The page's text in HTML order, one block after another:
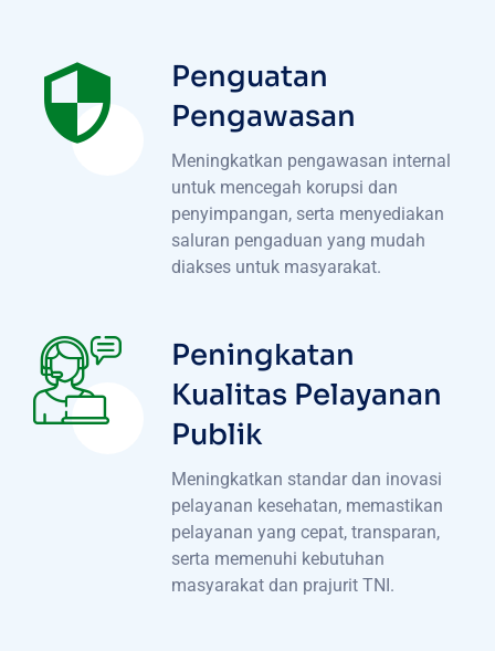
Penguatan
Pengawasan
Meningkatkan pengawasan internal
untuk mencegah korupsi dan
penyimpangan, serta menyediakan
saluran pengaduan yang mudah
diakses untuk masyarakat.
Peningkatan
Kualitas Pelayanan
Publik
Meningkatkan standar dan inovasi
pelayanan kesehatan, memastikan
pelayanan yang cepat, transparan,
serta memenuhi kebutuhan
masyarakat dan prajurit TNI.